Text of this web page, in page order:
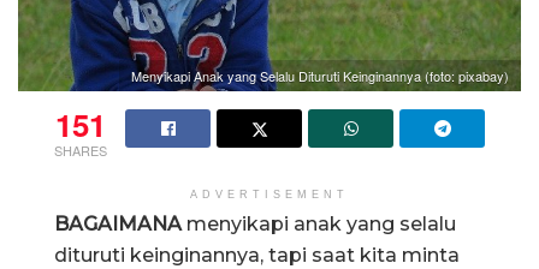
Menyikapi Anak yang Selalu Dituruti Keinginannya (foto: pixabay)
151
SHARES
ADVERTISEMENT
BAGAIMANAmenyikapi anak yang selalu
dituruti keinginannya, tapi saat kita minta